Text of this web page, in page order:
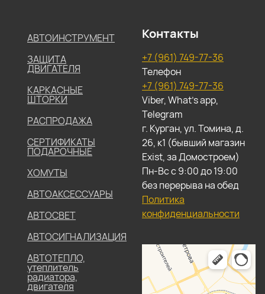
АВТОИНСТРУМЕНТ
ЗАЩИТА
ДВИГАТЕЛЯ
КАРКАСНЫЕ
ШТОРКИ
РАСПРОДАЖА
СЕРТИФИКАТЫ
ПОДАРОЧНЫЕ
ХОМУТЫ
АВТОАКСЕССУАРЫ
АВТОСВЕТ
АВТОСИГНАЛИЗАЦИЯ
АВТОТЕПЛО,
утеплитель
радиатора,
двигателя
Контакты
+7 (961) 749-77-36
Телефон
+7 (961) 749-77-36
Viber, What's app,
Telegram
г. Курган, ул. Томина, д.
26, к1 (бывший магазин
Exist, за Домостроем)
Пн-Вс с 9:00 до 19:00
без перерыва на обед
Политика
конфиденциальности